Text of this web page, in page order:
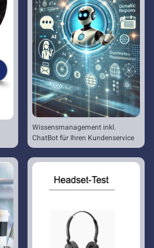
Wissensmanagement inkl.
ChatBot für Ihren Kundenservice